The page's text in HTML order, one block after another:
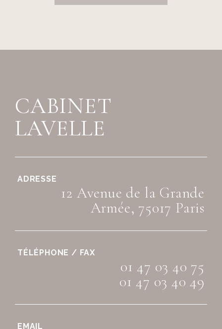
CABINET
LAVELLE
ADRESSE
12 Avenue de la Grande
Armée, 75017 Paris
TÉLÉPHONE / FAX
01 47 03 40 75
01 47 03 40 49
EMAIL